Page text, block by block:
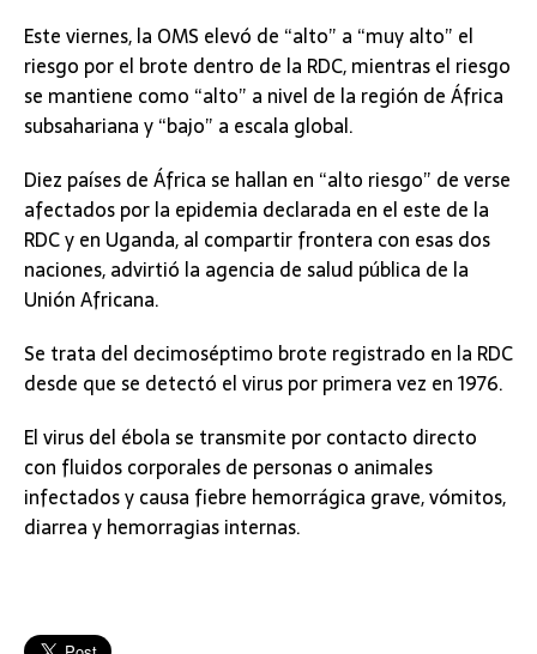
Este viernes, la OMS elevó de “alto” a “muy alto” el
riesgo por el brote dentro de la RDC, mientras el riesgo
se mantiene como “alto” a nivel de la región de África
subsahariana y “bajo” a escala global.
Diez países de África se hallan en “alto riesgo” de verse
afectados por la epidemia declarada en el este de la
RDC y en Uganda, al compartir frontera con esas dos
naciones, advirtió la agencia de salud pública de la
Unión Africana.
Se trata del decimoséptimo brote registrado en la RDC
desde que se detectó el virus por primera vez en 1976.
El virus del ébola se transmite por contacto directo
con fluidos corporales de personas o animales
infectados y causa fiebre hemorrágica grave, vómitos,
diarrea y hemorragias internas.